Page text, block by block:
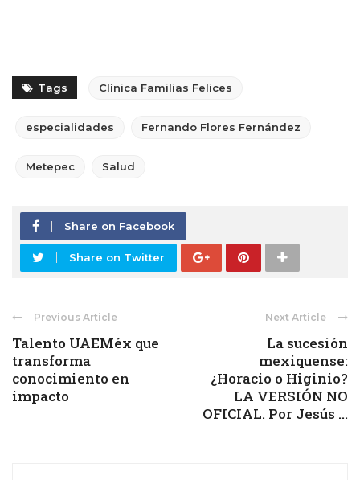
Tags Clínica Familias Felices
especialidades Fernando Flores Fernández
Metepec Salud
Share on Facebook
Share on Twitter
Previous Article
Talento UAEMéx que
transforma
conocimiento en
impacto
Next Article
La sucesión
mexiquense:
¿Horacio o Higinio?
LA VERSIÓN NO
OFICIAL. Por Jesús ...